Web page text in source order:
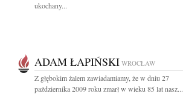
ukochany...
ADAM ŁAPIŃSKI WROCŁAW
Z głębokim żalem zawiadamiamy, że w dniu 27
października 2009 roku zmarł w wieku 85 lat nasz...